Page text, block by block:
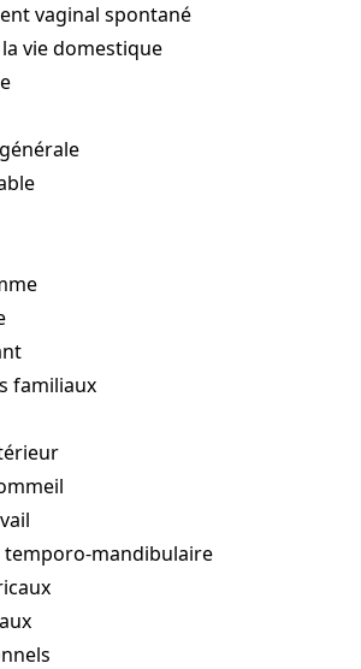
vaginal spontané
vie domestique
familiaux
mandibulaire